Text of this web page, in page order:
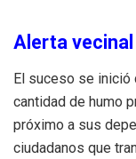
Alerta
El suceso se inició
cantidad de humo
próximo a sus
ciudadanos que